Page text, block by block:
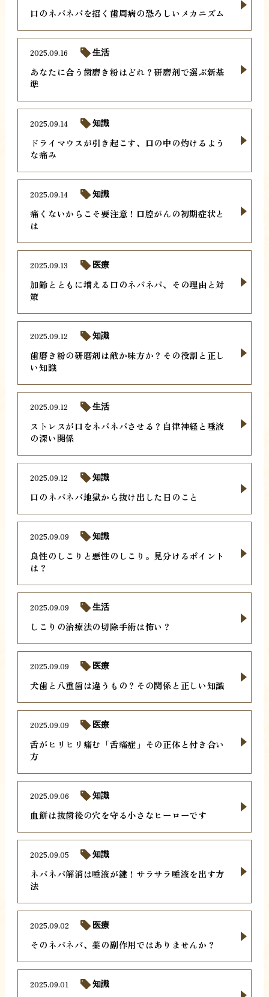
口のネバネバを招く歯周病の恐ろしいメカニズム
あなたに合う歯磨き粉はどれ？研磨剤で選ぶ新基
準
2025.09.16 生活
ドライマウスが引き起こす、口の中の灼けるよう
な痛み
2025.09.14 知識
痛くないからこそ要注意！口腔がんの初期症状と
は
2025.09.14 知識
加齢とともに増える口のネバネバ、その理由と対
策
2025.09.13 医療
歯磨き粉の研磨剤は敵か味方か？その役割と正し
い知識
2025.09.12 知識
ストレスが口をネバネバさせる？自律神経と唾液
の深い関係
2025.09.12 生活
口のネバネバ地獄から抜け出した日のこと
2025.09.12 知識
良性のしこりと悪性のしこり。見分けるポイント
は？
2025.09.09 知識
しこりの治療法の切除手術は怖い？
2025.09.09 生活
犬歯と八重歯は違うもの？その関係と正しい知識
2025.09.09 医療
舌がヒリヒリ痛む「舌痛症」その正体と付き合い
方
2025.09.09 医療
血餅は抜歯後の穴を守る小さなヒーローです
2025.09.06 知識
ネバネバ解消は唾液が鍵！サラサラ唾液を出す方
法
2025.09.05 知識
そのネバネバ、薬の副作用ではありませんか？
2025.09.02 医療
2025.09.01 知識